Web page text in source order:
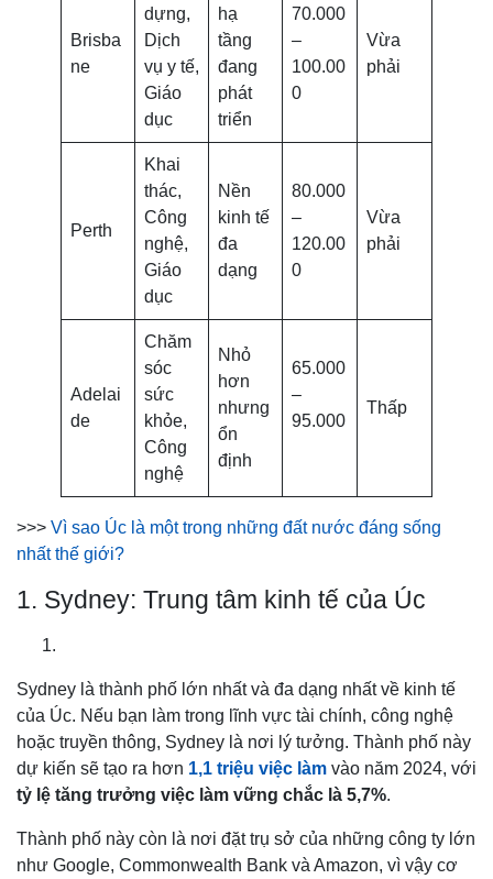
Brisba
ne
dựng,
Dịch
vụ y tế,
Giáo
dục
hạ
tầng
đang
phát
triển
70.000
–
100.00
0
Vừa
phải
Perth
Khai
thác,
Công
nghệ,
Giáo
dục
Nền
kinh tế
đa
dạng
80.000
–
120.00
0
Vừa
phải
Adelai
de
Chăm
sóc
sức
khỏe,
Công
nghệ
Nhỏ
hơn
nhưng
ổn
định
65.000
–
95.000
Thấp
>>> Vì sao Úc là một trong những đất nước đáng sống
nhất thế giới?
1. Sydney: Trung tâm kinh tế của Úc
Sydney là thành phố lớn nhất và đa dạng nhất về kinh tế
của Úc. Nếu bạn làm trong lĩnh vực tài chính, công nghệ
hoặc truyền thông, Sydney là nơi lý tưởng. Thành phố này
dự kiến sẽ tạo ra hơn 1,1 triệu việc làm vào năm 2024, với
tỷ lệ tăng trưởng việc làm vững chắc là 5,7%.
Thành phố này còn là nơi đặt trụ sở của những công ty lớn
như Google, Commonwealth Bank và Amazon, vì vậy cơ